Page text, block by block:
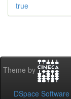
true
Theme by
DSpace Software